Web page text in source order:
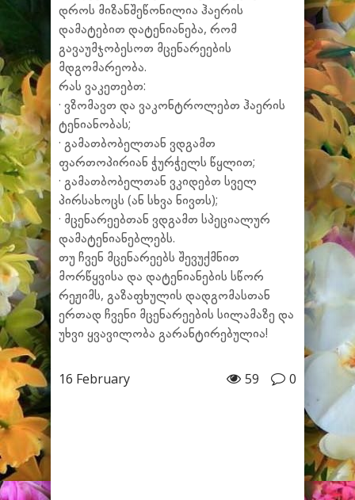
დროს მიზანშეწონილია ჰაერის
დამატებით დატენიანება, რომ
გავაუმჯობესოთ მცენარეების
მდგომარეობა.
რას ვაკეთებთ:
· ვზომავთ და ვაკონტროლებთ ჰაერის
ტენიანობას;
· გამათბობელთან ვდგამთ
ფართოპირიან ჭურჭელს წყლით;
· გამათბობელთან ვკიდებთ სველ
პირსახოცს (ან სხვა ნივთს);
· მცენარეებთან ვდგამთ სპეციალურ
დამატენიანებლებს.
თუ ჩვენ მცენარეებს შევუქმნით
მორწყვისა და დატენიანების სწორ
რეჟიმს, გაზაფხულის დადგომასთან
ერთად ჩვენი მცენარეების სილამაზე და
უხვი ყვავილობა გარანტირებულია!
16 February 0
59